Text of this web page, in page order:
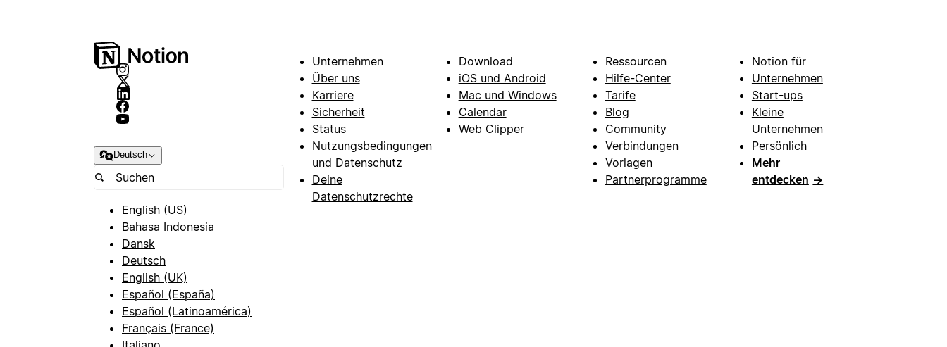
Deutsch
English (US)
Bahasa Indonesia
Dansk
Deutsch
English (UK)
Español (España)
Español (Latinoamérica)
Français (France)
Unternehmen
Über uns
Karriere
Sicherheit
Status
Nutzungsbedingungen
und Datenschutz
Deine
Datenschutzrechte
Download
iOS und Android
Mac und Windows
Calendar
Web Clipper
Ressourcen
Hilfe-Center
Tarife
Blog
Community
Verbindungen
Vorlagen
Partnerprogramme
Notion für
Unternehmen
Start-ups
Kleine
Unternehmen
Persönlich
Mehr
entdecken →